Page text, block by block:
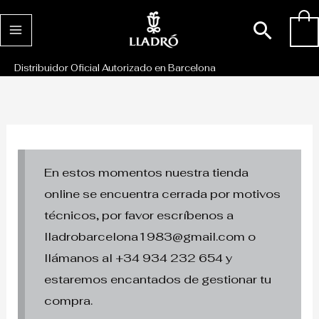
al
Distribuidor Oficial Autorizado en Barcelona
En estos momentos nuestra tienda
online se encuentra cerrada por motivos
técnicos, por favor escríbenos a
lladrobarcelona1983@gmail.com o
llámanos al +34 934 232 654 y
estaremos encantados de gestionar tu
compra.